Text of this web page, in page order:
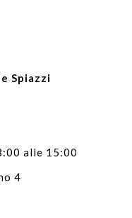
Spiazzi
alle 15:00
4